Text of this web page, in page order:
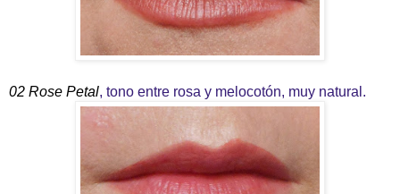
02 Rose Petal, tono entre rosa y melocotón, muy natural.